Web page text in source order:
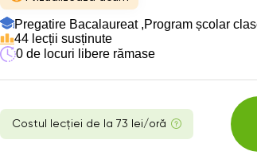
Pregatire Bacalaureat ,Program școlar
44 lecții susținute
0 de locuri libere rămase
Costul lecției de la 73 lei/oră